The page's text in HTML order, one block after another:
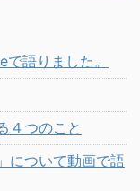
語りました。
４つのこと
について動画で語